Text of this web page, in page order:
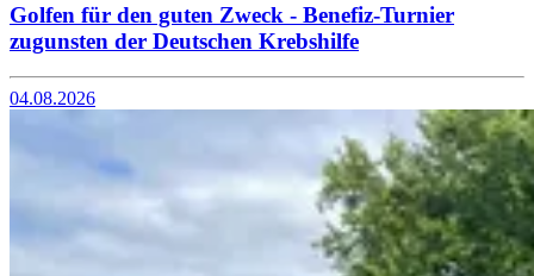
Golfen für den guten Zweck - Benefiz-Turnier
zugunsten der Deutschen Krebshilfe
04.08.2026